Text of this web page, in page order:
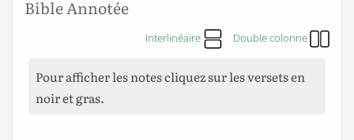
Bible Annotée
Interlinéaire Double colonne
Pour afficher les notes cliquez sur les versets en
noir et gras.